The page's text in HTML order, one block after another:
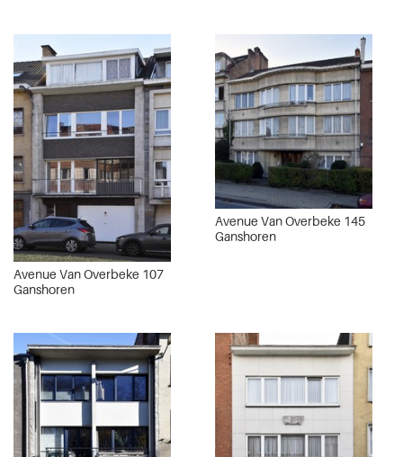
Avenue Van Overbeke 107
Ganshoren
Avenue Van Overbeke 145
Ganshoren